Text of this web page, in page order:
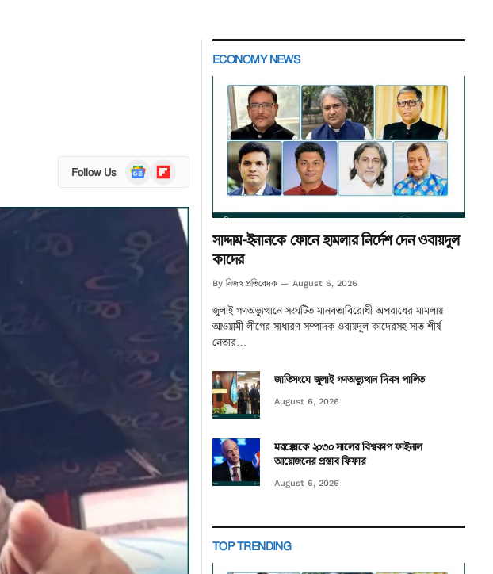
Follow Us
Google
News
Flipboard
ECONOMY NEWS
সাদ্দাম-ইনানকে ফোনে হামলার নির্দেশ দেন ওবায়দুল
কাদের
By নিজস্ব প্রতিবেদক August 6, 2026
জুলাই গণঅভ্যুত্থানে সংঘটিত মানবতাবিরোধী অপরাধের মামলায়
আওয়ামী লীগের সাধারণ সম্পাদক ওবায়দুল কাদেরসহ সাত শীর্ষ
নেতার…
জাতিসংঘে জুলাই গণঅভ্যুত্থান দিবস পালিত
August 6, 2026
মরক্কোকে ২০৩০ সালের বিশ্বকাপ ফাইনাল
আয়োজনের প্রস্তাব ফিফার
August 6, 2026
TOP TRENDING